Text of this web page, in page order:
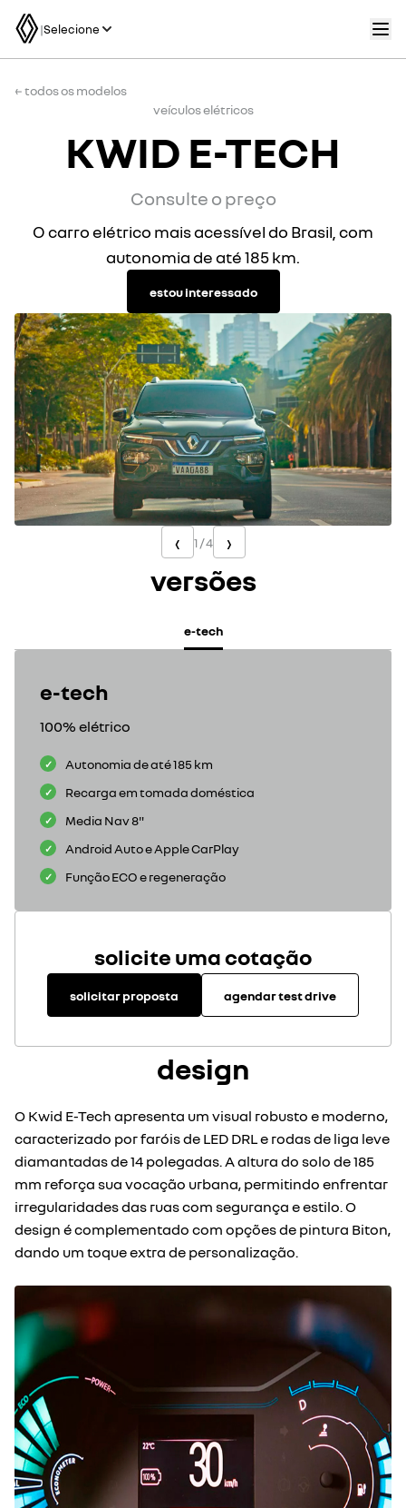
|Selecione
← todos os modelos
veículos elétricos
KWID E-TECH
Consulte o preço
O carro elétrico mais acessível do Brasil, com
autonomia de até 185 km.
estou interessado
‹ 1/4 ›
versões
e-tech
e-tech
100% elétrico
Autonomia de até 185 km
Recarga em tomada doméstica
Media Nav 8"
Android Auto e Apple CarPlay
Função ECO e regeneração
solicite uma cotação
solicitar proposta agendar test drive
design
O Kwid E-Tech apresenta um visual robusto e moderno,
caracterizado por faróis de LED DRL e rodas de liga leve
diamantadas de 14 polegadas. A altura do solo de 185
mm reforça sua vocação urbana, permitindo enfrentar
irregularidades das ruas com segurança e estilo. O
design é complementado com opções de pintura Biton,
dando um toque extra de personalização.